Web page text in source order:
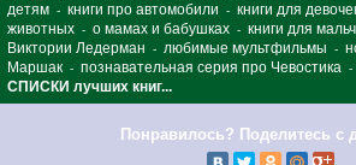
детям - книги про автомобили - книги для
животных - о мамах и бабушках - книги для
Виктории Ледерман - любимые мультфильмы -
Маршак - познавательная серия про Чевостика -
СПИСКИ лучших книг...
Понравилось? Поделитесь с